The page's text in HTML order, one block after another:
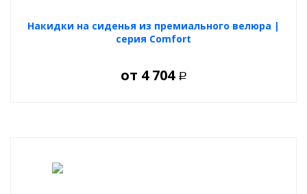
Накидки на сиденья из премиального велюра |
серия Comfort
от 4 704 Р